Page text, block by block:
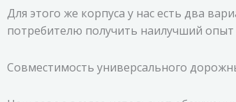
Для этого же корпуса у нас есть два
потребителю получить наилучший опыт
Совместимость универсального